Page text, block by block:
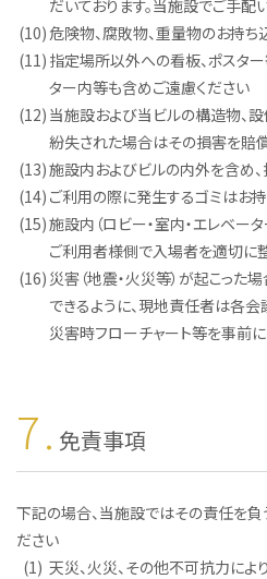
だいております。当施設でご手配
(10) 危険物、腐敗物、重量物のお持
(11) 指定場所以外への看板、ポスタ
ター内等も含めご遠慮ください
(12) 当施設および当ビルの構造物、設
紛失された場合はその損害を賠
(13)施設内およびビルの内外を含め
(14) ご利用の際に発生するゴミはお
(15)施設内（ロビー・室内・エレベー
ご利用者様側で入場者を適切に
(16) 災害（地震・火災等）が起こった
できるように、現地責任者は各
災害時フローチャート等を事前
7. 免責事項
下記の場合、当施設ではその責任を負
ださい
(1) 天災、火災、その他不可抗力に